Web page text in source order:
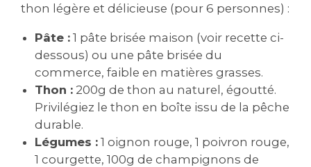
thon légère et délicieuse (pour 6 personnes) :
Pâte : 1 pâte brisée maison (voir recette ci-
dessous) ou une pâte brisée du
commerce, faible en matières grasses.
Thon : 200g de thon au naturel, égoutté.
Privilégiez le thon en boîte issu de la pêche
durable.
Légumes : 1 oignon rouge, 1 poivron rouge,
1 courgette, 100g de champignons de